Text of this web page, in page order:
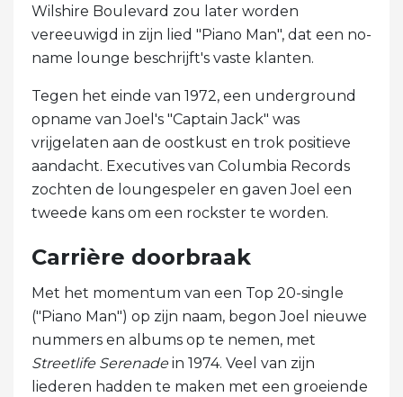
Wilshire Boulevard zou later worden
vereeuwigd in zijn lied "Piano Man", dat een no-
name lounge beschrijft's vaste klanten.
Tegen het einde van 1972, een underground
opname van Joel's "Captain Jack" was
vrijgelaten aan de oostkust en trok positieve
aandacht. Executives van Columbia Records
zochten de loungespeler en gaven Joel een
tweede kans om een ​​rockster te worden.
Carrière doorbraak
Met het momentum van een Top 20-single
("Piano Man") op zijn naam, begon Joel nieuwe
nummers en albums op te nemen, met
Streetlife Serenadein 1974. Veel van zijn
liederen hadden te maken met een groeiende